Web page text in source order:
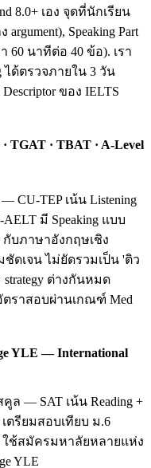
8.0+ เอง จุดที่นักเรียน
Speaking Part
60 นาทีต่อ 40 ข้อ). เรา
ได้ตรวจภายใน 3 วัน
ของ IELTS
TGAT · TBAT · A-Level
CU-TEP เน้น Listening
มี Speaking แบบ
กับภาษาอังกฤษเชิง
ดเจน ไม่ยัดรวมเป็น 'ติว
ต่างกันหมด
ตราสอบผ่านเกณฑ์ Med
YLE — International
ล — SAT เน้น Reading +
เตรียมสอบเทียบ ม.6
ใช้สมัครมหาลัยหลายแห่ง
YLE